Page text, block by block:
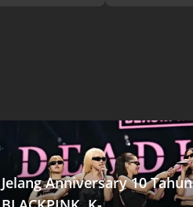
Jelang Anniversary 10 Tahun